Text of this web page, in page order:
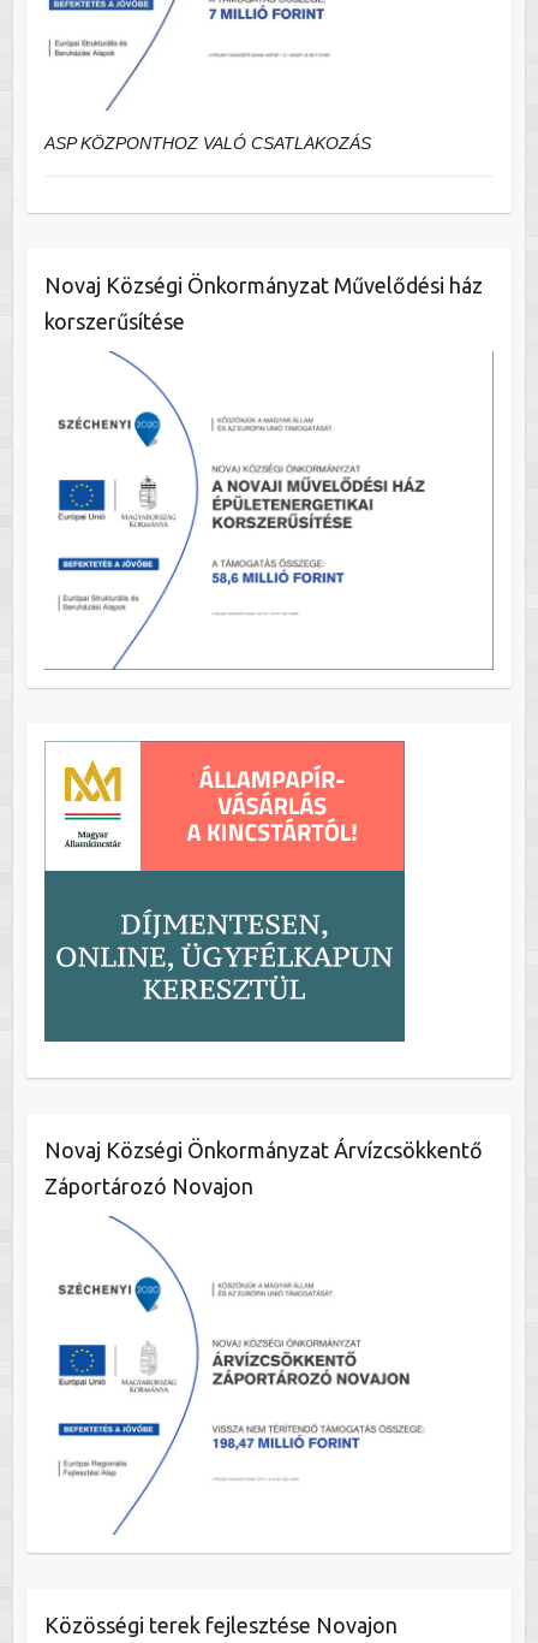
ASP KÖZPONTHOZ VALÓ CSATLAKOZÁS
Novaj Községi Önkormányzat Művelődési ház
korszerűsítése
Novaj Községi Önkormányzat Árvízcsökkentő
Záportározó Novajon
Közösségi terek fejlesztése Novajon